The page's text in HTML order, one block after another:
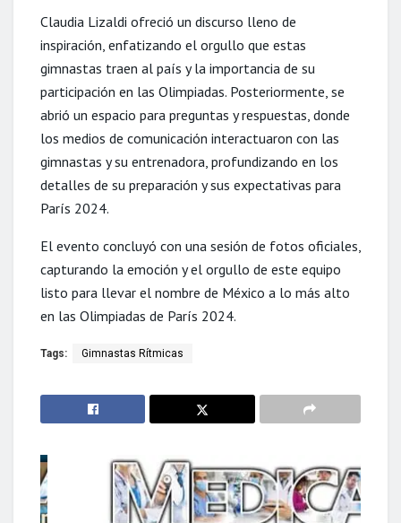
Claudia Lizaldi ofreció un discurso lleno de
inspiración, enfatizando el orgullo que estas
gimnastas traen al país y la importancia de su
participación en las Olimpiadas. Posteriormente, se
abrió un espacio para preguntas y respuestas, donde
los medios de comunicación interactuaron con las
gimnastas y su entrenadora, profundizando en los
detalles de su preparación y sus expectativas para
París 2024.
El evento concluyó con una sesión de fotos oficiales,
capturando la emoción y el orgullo de este equipo
listo para llevar el nombre de México a lo más alto
en las Olimpiadas de París 2024.
Tags: Gimnastas Rítmicas